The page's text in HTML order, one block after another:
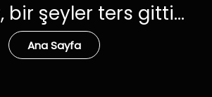
bir şeyler ters gitti...
Ana Sayfa